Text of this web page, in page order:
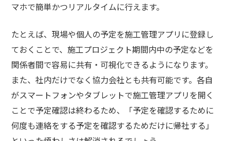
マホで簡単かつリアルタイムに行えます。
たとえば、現場や個人の予定を施工管理アプリに登録し
ておくことで、施工プロジェクト期間内中の予定などを
関係者間で容易に共有・可視化できるようになります。
また、社内だけでなく協力会社とも共有可能です。各自
がスマートフォンやタブレットで施工管理アプリを開く
ことで予定確認は終わるため、「予定を確認するために
何度も連絡をする予定を確認するためだけに帰社する」